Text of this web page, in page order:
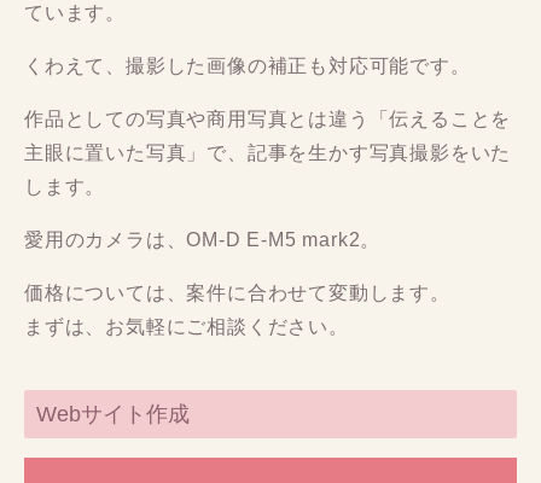
ています。
くわえて、撮影した画像の補正も対応可能です。
作品としての写真や商用写真とは違う「伝えることを
主眼に置いた写真」で、記事を生かす写真撮影をいた
します。
愛用のカメラは、OM-D E-M5 mark2。
価格については、案件に合わせて変動します。
まずは、お気軽にご相談ください。
Webサイト作成